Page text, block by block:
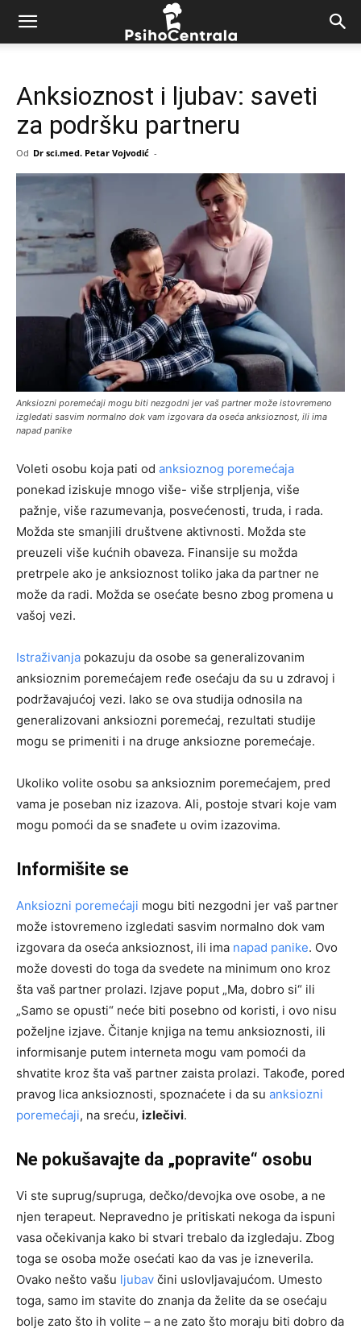
Anksioznost i ljubav: saveti
za podršku partneru
Od Dr sci.med. Petar Vojvodić -
Anksiozni poremećaji mogu biti nezgodni jer vaš partner može istovremeno
izgledati sasvim normalno dok vam izgovara da oseća anksioznost, ili ima
napad panike
Voleti osobu koja pati od anksioznog poremećaja
ponekad iziskuje mnogo više- više strpljenja, više
pažnje, više razumevanja, posvećenosti, truda, i rada.
Možda ste smanjili društvene aktivnosti. Možda ste
preuzeli više kućnih obaveza. Finansije su možda
pretrpele ako je anksioznost toliko jaka da partner ne
može da radi. Možda se osećate besno zbog promena u
vašoj vezi.
Istraživanja pokazuju da osobe sa generalizovanim
anksioznim poremećajem ređe osećaju da su u zdravoj i
podržavajućoj vezi. Iako se ova studija odnosila na
generalizovani anksiozni poremećaj, rezultati studije
mogu se primeniti i na druge anksiozne poremećaje.
Ukoliko volite osobu sa anksioznim poremećajem, pred
vama je poseban niz izazova. Ali, postoje stvari koje vam
mogu pomoći da se snađete u ovim izazovima.
Informišite se
Anksiozni poremećaji mogu biti nezgodni jer vaš partner
može istovremeno izgledati sasvim normalno dok vam
izgovara da oseća anksioznost, ili ima napad panike. Ovo
može dovesti do toga da svedete na minimum ono kroz
šta vaš partner prolazi. Izjave poput „Ma, dobro si“ ili
„Samo se opusti“ neće biti posebno od koristi, i ovo nisu
poželjne izjave. Čitanje knjiga na temu anksioznosti, ili
informisanje putem interneta mogu vam pomoći da
shvatite kroz šta vaš partner zaista prolazi. Takođe, pored
pravog lica anksioznosti, spoznaćete i da su anksiozni
poremećaji, na sreću, izlečivi.
Ne pokušavajte da „popravite“ osobu
Vi ste suprug/supruga, dečko/devojka ove osobe, a ne
njen terapeut. Nepravedno je pritiskati nekoga da ispuni
vasa očekivanja kako bi stvari trebalo da izgledaju. Zbog
toga se osoba može osećati kao da vas je izneverila.
Ovako nešto vašu ljubav čini uslovljavajućom. Umesto
toga, samo im stavite do znanja da želite da se osećaju
bolje zato što ih volite – a ne zato što moraju biti dobro da